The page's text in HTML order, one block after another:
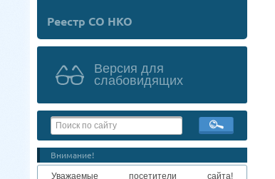
Реестр СО НКО
Версия для
слабовидящих
Внимание!
Уважаемые посетители сайта!